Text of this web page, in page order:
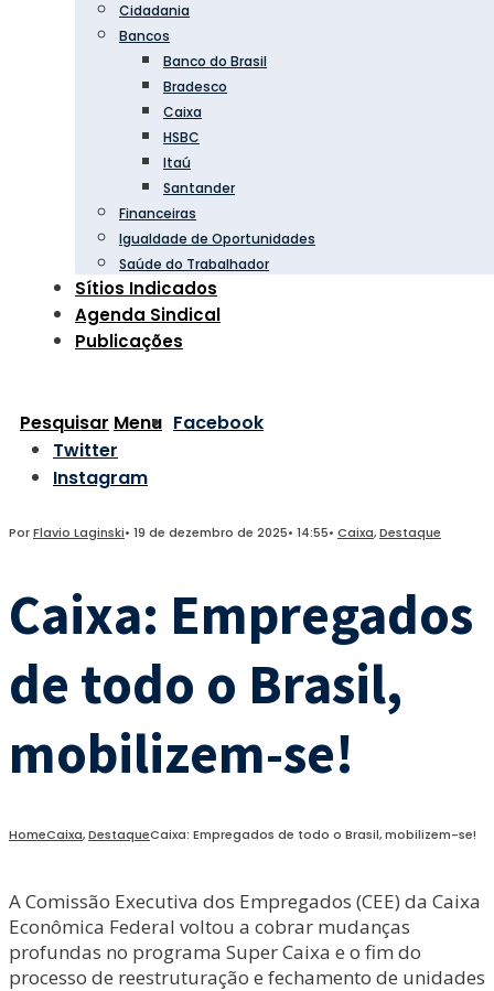
Cidadania
Bancos
Banco do Brasil
Bradesco
Caixa
HSBC
Itaú
Santander
Financeiras
Igualdade de Oportunidades
Saúde do Trabalhador
Sítios Indicados
Agenda Sindical
Publicações
Pesquisar Menu Facebook
Twitter
Instagram
PorFlavio Laginski• 19 de dezembro de 2025• 14:55• Caixa,Destaque
Caixa: Empregados
de todo o Brasil,
mobilizem-se!
HomeCaixa,DestaqueCaixa: Empregados de todo o Brasil, mobilizem-se!
A Comissão Executiva dos Empregados (CEE) da Caixa
Econômica Federal voltou a cobrar mudanças
profundas no programa Super Caixa e o fim do
processo de reestruturação e fechamento de unidades